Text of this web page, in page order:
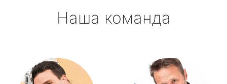
Наша команда